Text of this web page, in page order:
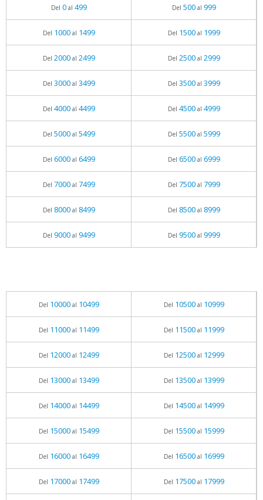
Del 0al 499 Del 500al 999
Del 1000al 1499 Del 1500al 1999
Del 2000al 2499 Del 2500al 2999
Del 3000al 3499 Del 3500al 3999
Del 4000al 4499 Del 4500al 4999
Del 5000al 5499 Del 5500al 5999
Del 6000al 6499 Del 6500al 6999
Del 7000al 7499 Del 7500al 7999
Del 8000al 8499 Del 8500al 8999
Del 9000al 9499 Del 9500al 9999
Del 10000al 10499 Del 10500al 10999
Del 11000al 11499 Del 11500al 11999
Del 12000al 12499 Del 12500al 12999
Del 13000al 13499 Del 13500al 13999
Del 14000al 14499 Del 14500al 14999
Del 15000al 15499 Del 15500al 15999
Del 16000al 16499 Del 16500al 16999
Del 17000al 17499 Del 17500al 17999